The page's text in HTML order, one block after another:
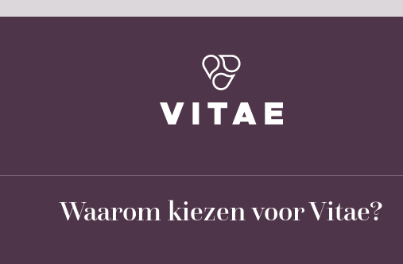
Waarom kiezen voor Vitae?